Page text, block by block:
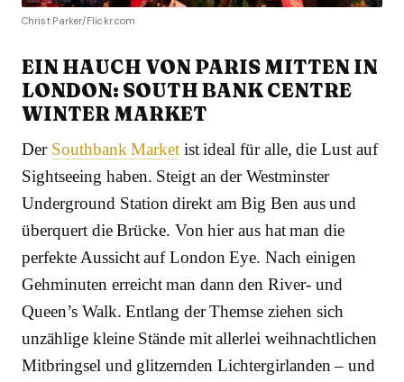
Christ Parker/Flickr.com
EIN HAUCH VON PARIS MITTEN IN
LONDON: SOUTH BANK CENTRE
WINTER MARKET
Der Southbank Market ist ideal für alle, die Lust auf
Sightseeing haben. Steigt an der Westminster
Underground Station direkt am Big Ben aus und
überquert die Brücke. Von hier aus hat man die
perfekte Aussicht auf London Eye. Nach einigen
Gehminuten erreicht man dann den River- und
Queen’s Walk. Entlang der Themse ziehen sich
unzählige kleine Stände mit allerlei weihnachtlichen
Mitbringsel und glitzernden Lichtergirlanden – und